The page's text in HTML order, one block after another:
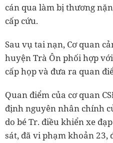
cán qua làm bị thương
cấp cứu.
Sau vụ tai nạn, Cơ quan
huyện Trà Ôn phối hợp
cấp họp và đưa ra quan
Quan điểm của cơ quan
định nguyên nhân chính
do bé Tr. điều khiển xe
sát, đã vi phạm khoản 23,